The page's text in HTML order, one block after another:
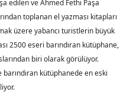
edilen ve Ahmed Fethi Paşa
toplanan el yazması kitapları
üzere yabancı turistlerin büyük
2500 eseri barındıran kütüphane,
biri olarak görülüyor.
kütüphanede en eski